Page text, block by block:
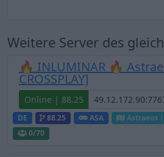
Weitere Server des
🔥 INLUMINAR 🔥
CROSSPLAY]
Online | 88.25
DE 88.25 ASA Astraeos |
0/70